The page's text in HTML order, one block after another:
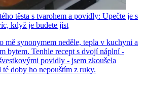
těsta s tvarohem a povidly: Upečte je s
když je budete jíst
mě synonymem neděle, tepla v kuchyni a
bytem. Tenhle recept s dvojí náplní -
povidly - jsem zkoušela
doby ho nepouštím z ruky.